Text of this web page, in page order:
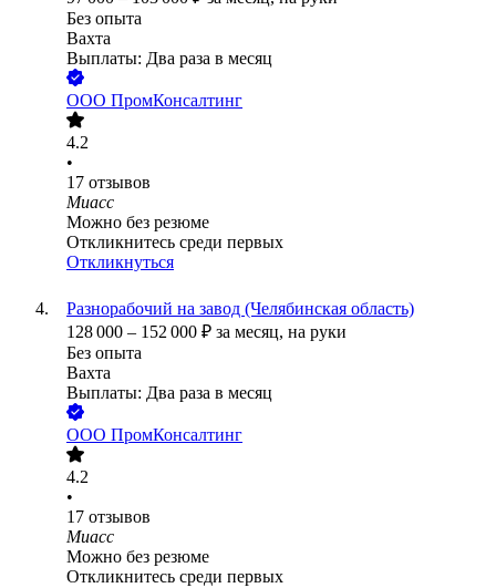
Без опыта
Вахта
Выплаты: Два раза в месяц
ООО ПромКонсалтинг
4.2
•
17 отзывов
Миасс
Можно без резюме
Откликнитесь среди первых
Откликнуться
Разнорабочий на завод (Челябинская область)
128 000 – 152 000 ₽ за месяц, на руки
Без опыта
Вахта
Выплаты: Два раза в месяц
ООО ПромКонсалтинг
4.2
•
17 отзывов
Миасс
Можно без резюме
Откликнитесь среди первых